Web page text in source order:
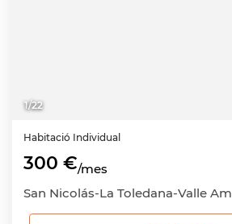
1/22
Habitació Individual
300 €/mes